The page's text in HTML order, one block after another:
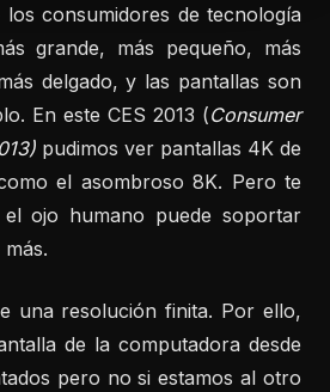
consumidores de tecnología
grande, más pequeño, más
delgado, y las pantallas son
En este CES 2013 (Consumer
pudimos ver pantallas 4K de
el asombroso 8K. Pero te
ojo humano puede soportar
una resolución finita. Por ello,
de la computadora desde
pero no si estamos al otro